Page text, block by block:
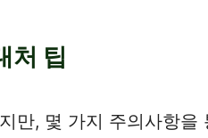
처 팁
만, 몇 가지 주의사항